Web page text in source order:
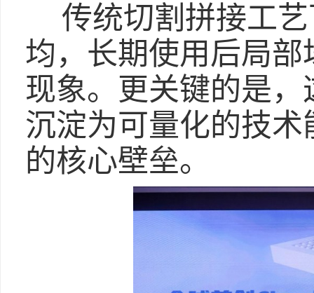
传统切割拼接工
均，长期使用后局
现象。更关键的是，
沉淀为可量化的技
的核心壁垒。